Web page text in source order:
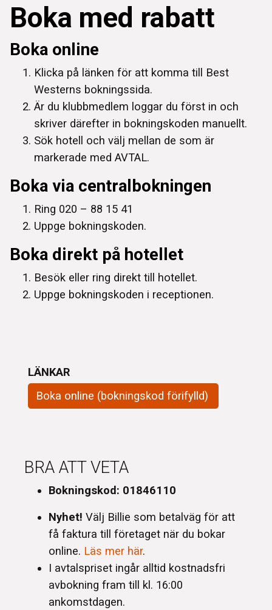
Boka med rabatt
Boka online
Klicka på länken för att komma till Best
Westerns bokningssida.
Är du klubbmedlem loggar du först in och
skriver därefter in bokningskoden manuellt.
Sök hotell och välj mellan de som är
markerade med AVTAL.
Boka via centralbokningen
Ring 020 – 88 15 41
Uppge bokningskoden.
Boka direkt på hotellet
Besök eller ring direkt till hotellet.
Uppge bokningskoden i receptionen.
LÄNKAR
Boka online (bokningskod förifylld)
BRA ATT VETA
Bokningskod: 01846110
Nyhet! Välj Billie som betalväg för att
få faktura till företaget när du bokar
online. Läs mer här.
I avtalspriset ingår alltid kostnadsfri
avbokning fram till kl. 16:00
ankomstdagen.